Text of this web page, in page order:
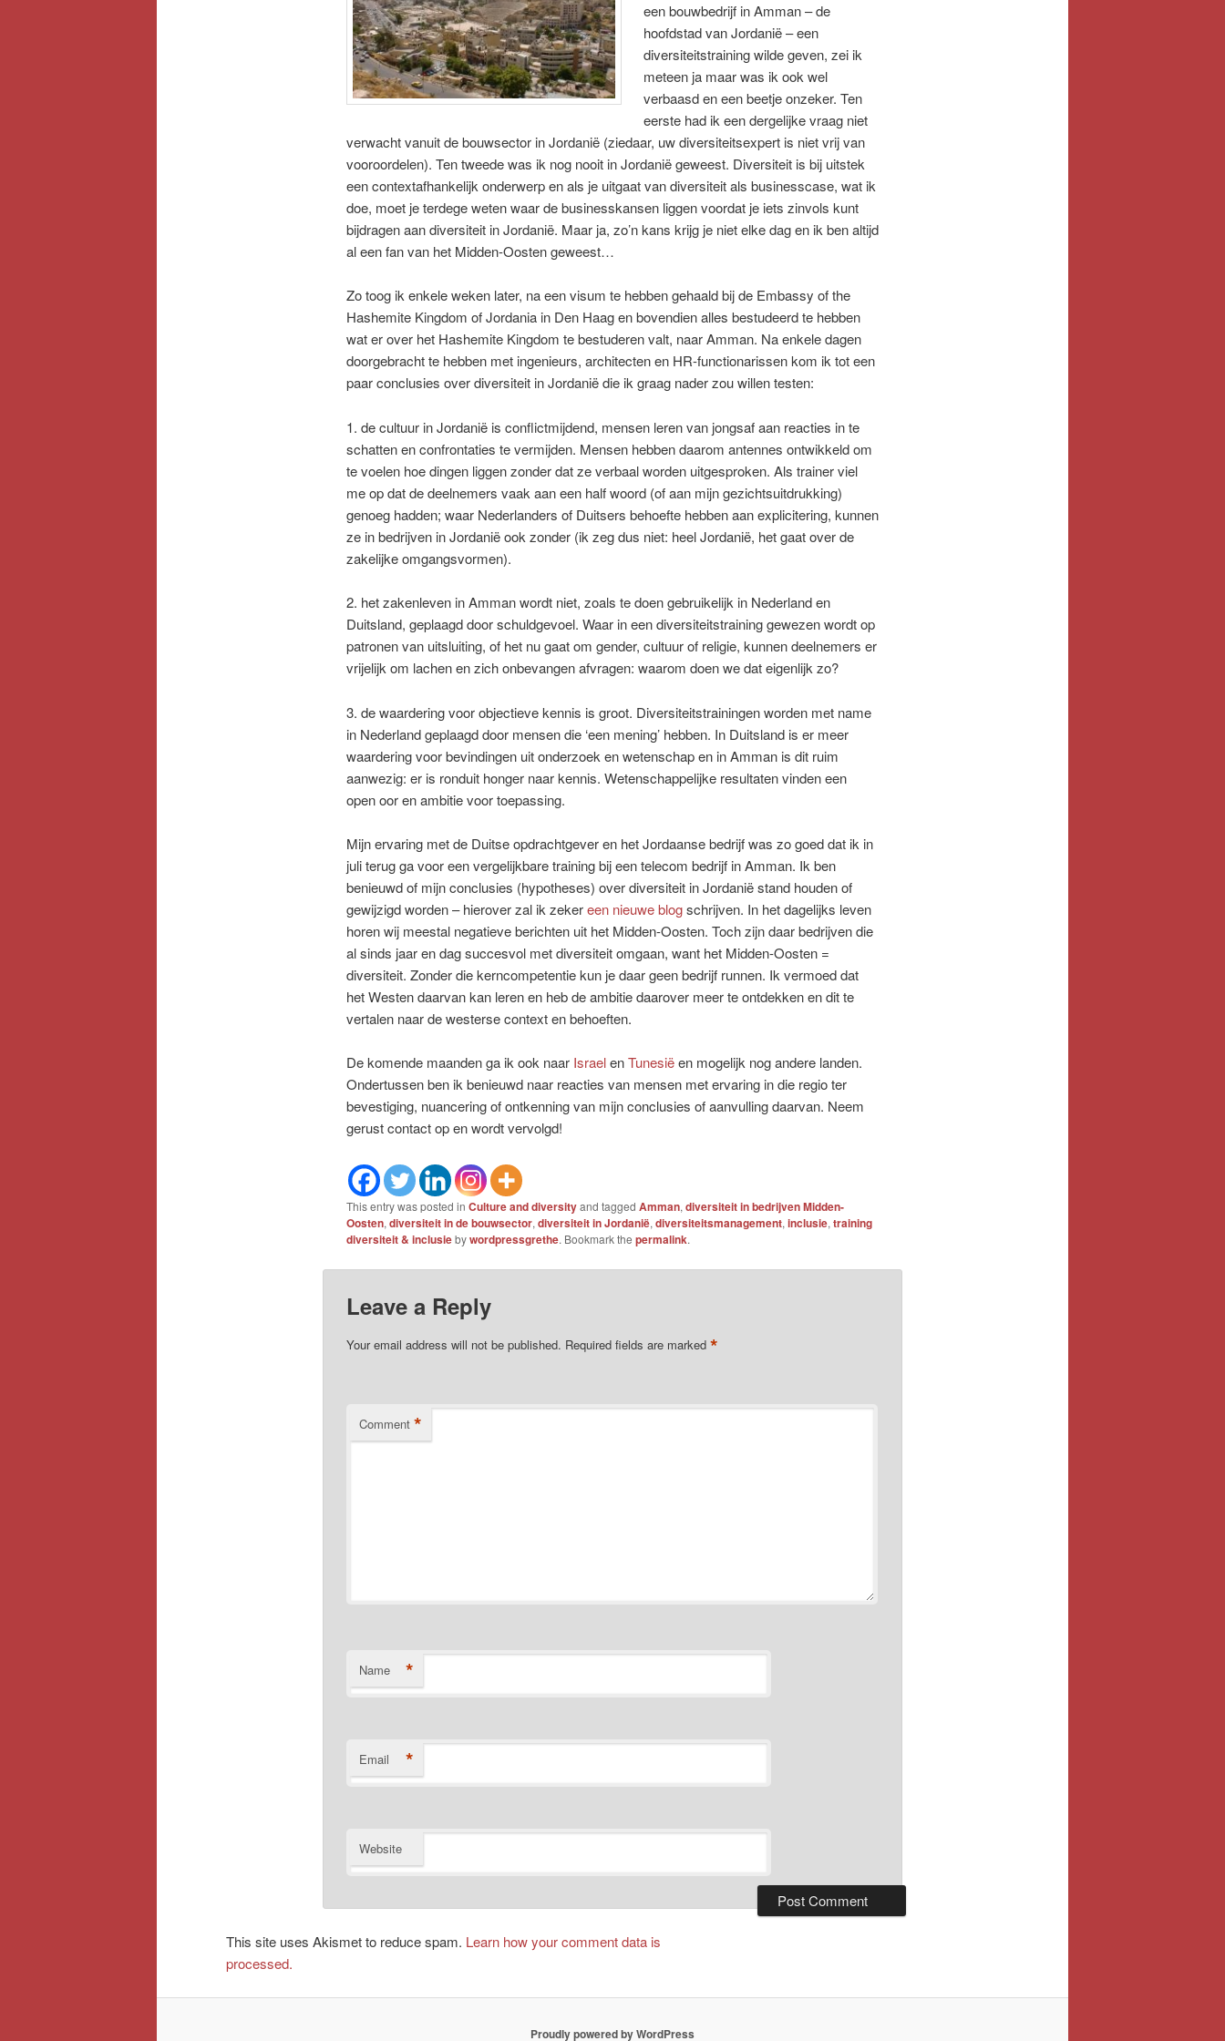
een bouwbedrijf in Amman – de
hoofdstad van Jordanië – een
diversiteitstraining wilde geven, zei ik
meteen ja maar was ik ook wel
verbaasd en een beetje onzeker. Ten
eerste had ik een dergelijke vraag niet
verwacht vanuit de bouwsector in Jordanië (ziedaar, uw diversiteitsexpert is niet vrij van
vooroordelen). Ten tweede was ik nog nooit in Jordanië geweest. Diversiteit is bij uitstek
een contextafhankelijk onderwerp en als je uitgaat van diversiteit als businesscase, wat ik
doe, moet je terdege weten waar de businesskansen liggen voordat je iets zinvols kunt
bijdragen aan diversiteit in Jordanië. Maar ja, zo’n kans krijg je niet elke dag en ik ben altijd
al een fan van het Midden-Oosten geweest…
Zo toog ik enkele weken later, na een visum te hebben gehaald bij de Embassy of the
Hashemite Kingdom of Jordania in Den Haag en bovendien alles bestudeerd te hebben
wat er over het Hashemite Kingdom te bestuderen valt, naar Amman. Na enkele dagen
doorgebracht te hebben met ingenieurs, architecten en HR-functionarissen kom ik tot een
paar conclusies over diversiteit in Jordanië die ik graag nader zou willen testen:
1. de cultuur in Jordanië is conflictmijdend, mensen leren van jongsaf aan reacties in te
schatten en confrontaties te vermijden. Mensen hebben daarom antennes ontwikkeld om
te voelen hoe dingen liggen zonder dat ze verbaal worden uitgesproken. Als trainer viel
me op dat de deelnemers vaak aan een half woord (of aan mijn gezichtsuitdrukking)
genoeg hadden; waar Nederlanders of Duitsers behoefte hebben aan explicitering, kunnen
ze in bedrijven in Jordanië ook zonder (ik zeg dus niet: heel Jordanië, het gaat over de
zakelijke omgangsvormen).
2. het zakenleven in Amman wordt niet, zoals te doen gebruikelijk in Nederland en
Duitsland, geplaagd door schuldgevoel. Waar in een diversiteitstraining gewezen wordt op
patronen van uitsluiting, of het nu gaat om gender, cultuur of religie, kunnen deelnemers er
vrijelijk om lachen en zich onbevangen afvragen: waarom doen we dat eigenlijk zo?
3. de waardering voor objectieve kennis is groot. Diversiteitstrainingen worden met name
in Nederland geplaagd door mensen die ‘een mening’ hebben. In Duitsland is er meer
waardering voor bevindingen uit onderzoek en wetenschap en in Amman is dit ruim
aanwezig: er is ronduit honger naar kennis. Wetenschappelijke resultaten vinden een
open oor en ambitie voor toepassing.
Mijn ervaring met de Duitse opdrachtgever en het Jordaanse bedrijf was zo goed dat ik in
juli terug ga voor een vergelijkbare training bij een telecom bedrijf in Amman. Ik ben
benieuwd of mijn conclusies (hypotheses) over diversiteit in Jordanië stand houden of
gewijzigd worden – hierover zal ik zekereen nieuwe blogschrijven. In het dagelijks leven
horen wij meestal negatieve berichten uit het Midden-Oosten. Toch zijn daar bedrijven die
al sinds jaar en dag succesvol met diversiteit omgaan, want het Midden-Oosten =
diversiteit. Zonder die kerncompetentie kun je daar geen bedrijf runnen. Ik vermoed dat
het Westen daarvan kan leren en heb de ambitie daarover meer te ontdekken en dit te
vertalen naar de westerse context en behoeften.
De komende maanden ga ik ook naar IsraelenTunesiëen mogelijk nog andere landen.
Ondertussen ben ik benieuwd naar reacties van mensen met ervaring in die regio ter
bevestiging, nuancering of ontkenning van mijn conclusies of aanvulling daarvan. Neem
gerust contact op en wordt vervolgd!
This entry was posted in Culture and diversityand tagged Amman, diversiteit in bedrijven Midden-
Oosten, diversiteit in de bouwsector, diversiteit in Jordanië, diversiteitsmanagement, inclusie, training
diversiteit & inclusiebywordpressgrethe. Bookmark the permalink.
Leave a Reply
Your email address will not be published. Required fields are marked *
Comment *
Name *
Email *
Website
This site uses Akismet to reduce spam. Learn how your comment data is
processed.
Proudly powered by WordPress